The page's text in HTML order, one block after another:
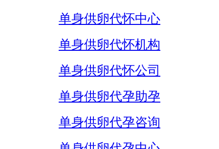
单身供卵代怀中心
单身供卵代怀机构
单身供卵代怀公司
单身供卵代孕助孕
单身供卵代孕咨询